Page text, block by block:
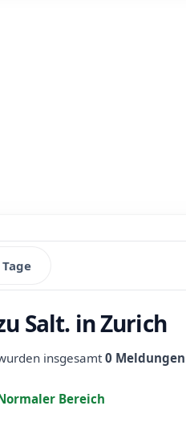
Salt. in Zurich
insgesamt0 Meldungen
Bereich